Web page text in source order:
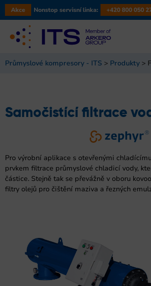
Akce Nonstop servisní linka: +420 800 050
Průmyslové kompresory - ITS > Produkty >
Samočistící filtrace
Pro výrobní aplikace s otevřenými
prvkem filtrace průmyslové chladicí vody,
částice. Stejně tak se převážně v oboru
filtry olejů pro čištění maziva a řezných